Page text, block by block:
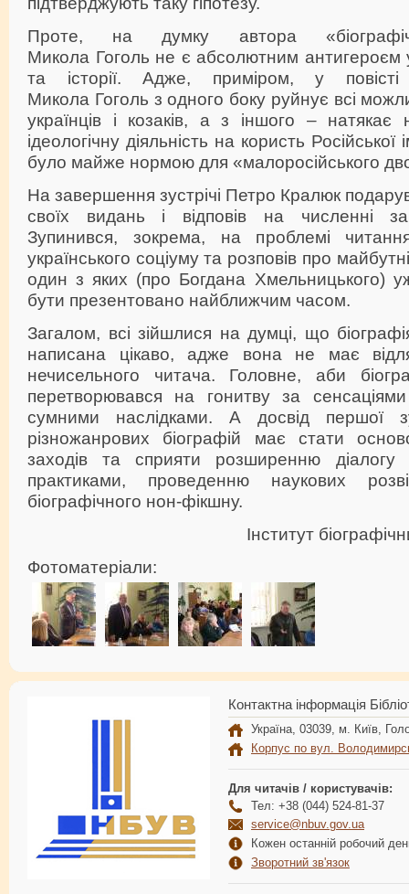
Проте, на думку автора
Микола Гоголь не є абсолютним антигероєм
та історії. Адже, приміром, у
Микола Гоголь з одного боку руйнує всі
українців і козаків, а з іншого – натякає
ідеологічну діяльність на користь
було майже нормою для «малоросійського
На завершення зустрічі Петро Кралюк
своїх видань і відповів на численні
Зупинився, зокрема, на проблемі
українського соціуму та розповів про
один з яких (про Богдана Хмельницького)
бути презентовано найближчим часом.
Загалом, всі зійшлися на думці, що
написана цікаво, адже вона не має
нечисельного читача. Головне, аби
перетворювався на гонитву за
сумними наслідками. А досвід першої
різножанрових біографій має стати
заходів та сприяти розширенню діалогу
практиками, проведенню наукових
біографічного нон-фікшну.
Інститут
Фотоматеріали:
Контактна інформація
Україна, 03039, м. Київ,
Корпус по вул.
Для читачів / користувачів:
Тел: +38 (044) 524-81-37
service@nbuv.gov.ua
Кожен останній робочий
Зворотний зв'язок